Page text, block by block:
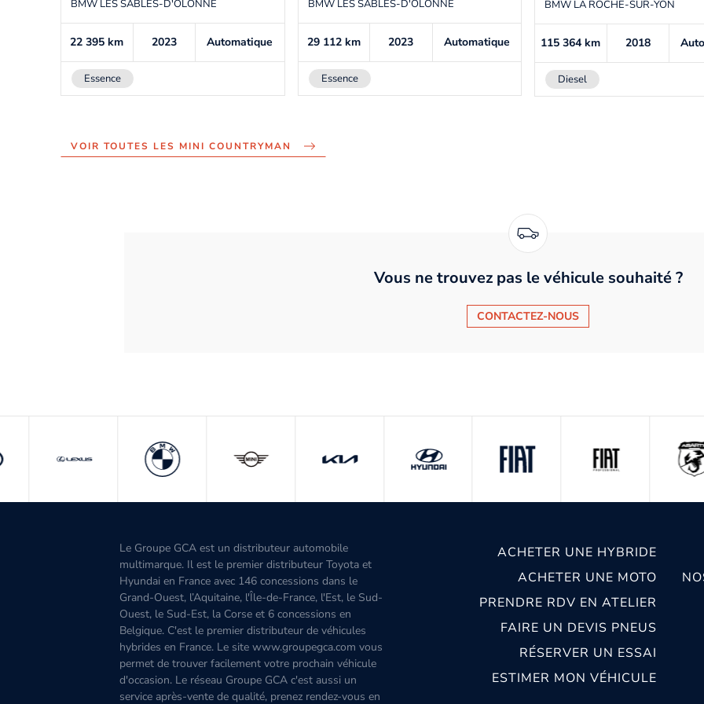
BMW LES SABLES-D'OLONNE
22 395km 2023 Automatique
Essence
BMW LES SABLES-D'OLONNE
29 112 km 2023 Automatique
Essence
BMW LA ROCHE-SUR-YON
115 364km 2018
Diesel
VOIR TOUTES LES MINI COUNTRYMAN
Vous ne trouvez pas le véhicule souhaité ?
CONTACTEZ-NOUS
Le Groupe GCA est un distributeur automobile
multimarque. Il est le premier distributeur Toyota et
Hyundai en France avec 146 concessions dans le
Grand-Ouest, l’Aquitaine, l'Île-de-France, l'Est, le Sud-
Ouest, le Sud-Est, la Corse et 6 concessions en
Belgique. C'est le premier distributeur de véhicules
hybrides en France. Le site www.groupegca.com vous
permet de trouver facilement votre prochain véhicule
d'occasion. Le réseau Groupe GCA c'est aussi un
service après-vente de qualité, prenez rendez-vous en
ACHETER UNE HYBRIDE
ACHETER UNE MOTO
PRENDRE RDV EN ATELIER
FAIRE UN DEVIS PNEUS
RÉSERVER UN ESSAI
ESTIMER MON VÉHICULE